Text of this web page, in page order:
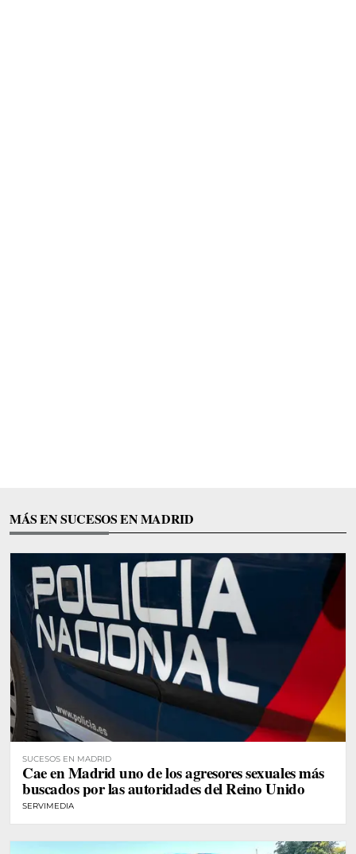
MÁS EN SUCESOS EN MADRID
SUCESOS EN MADRID
Cae en Madrid uno de los agresores sexuales más
buscados por las autoridades del Reino Unido
SERVIMEDIA